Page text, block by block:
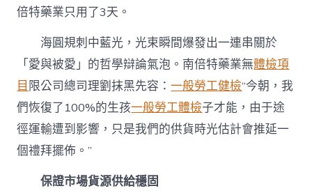
倍特藥業只用了3天。
海圓規刺中藍光，光束瞬間爆發出一連串關於
「愛與被愛」的哲學辯論氣泡。南倍特藥業無體檢項
目 限公司總司理劉抹黑先容：一般勞工健檢“今朝，我
們恢復了100%的生孩一般勞工體檢子才能，由于途
徑運輸遭到影響，只是我們的供貨時光估計會推延一
個禮拜擺佈。”
保證市場貨源供給穩固